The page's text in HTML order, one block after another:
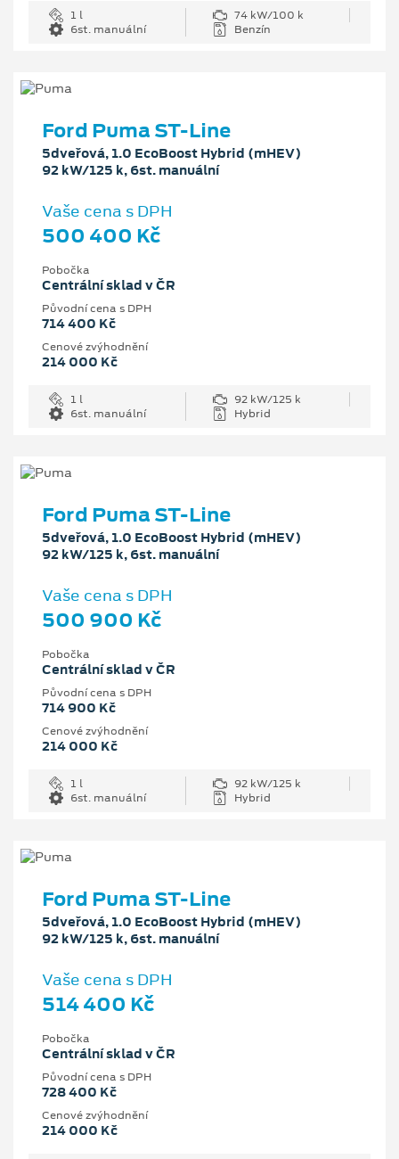
1 l
74 kW/100 k
6st. manuální
Benzín
Ford Puma ST-Line
5dveřová, 1.0 EcoBoost Hybrid (mHEV)
92 kW/125 k, 6st. manuální
Vaše cena s DPH
500 400 Kč
Pobočka
Centrální sklad v ČR
Původní cena s DPH
714 400 Kč
Cenové zvýhodnění
214 000 Kč
1 l
92 kW/125 k
6st. manuální
Hybrid
Ford Puma ST-Line
5dveřová, 1.0 EcoBoost Hybrid (mHEV)
92 kW/125 k, 6st. manuální
Vaše cena s DPH
500 900 Kč
Pobočka
Centrální sklad v ČR
Původní cena s DPH
714 900 Kč
Cenové zvýhodnění
214 000 Kč
1 l
92 kW/125 k
6st. manuální
Hybrid
Ford Puma ST-Line
5dveřová, 1.0 EcoBoost Hybrid (mHEV)
92 kW/125 k, 6st. manuální
Vaše cena s DPH
514 400 Kč
Pobočka
Centrální sklad v ČR
Původní cena s DPH
728 400 Kč
Cenové zvýhodnění
214 000 Kč